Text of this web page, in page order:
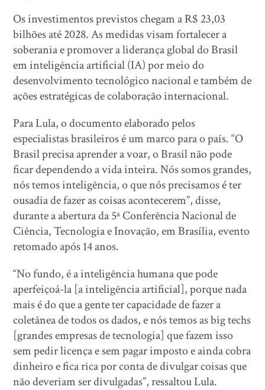
Os investimentos previstos chegam a R$ 23,03
bilhões até 2028. As medidas visam fortalecer a
soberania e promover a liderança global do Brasil
em inteligência artificial (IA) por meio do
desenvolvimento tecnológico nacional e também de
ações estratégicas de colaboração internacional.
Para Lula, o documento elaborado pelos
especialistas brasileiros é um marco para o país. “O
Brasil precisa aprender a voar, o Brasil não pode
ficar dependendo a vida inteira. Nós somos grandes,
nós temos inteligência, o que nós precisamos é ter
ousadia de fazer as coisas acontecerem”, disse,
durante a abertura da 5ª Conferência Nacional de
Ciência, Tecnologia e Inovação, em Brasília, evento
retomado após 14 anos.
“No fundo, é a inteligência humana que pode
aperfeiçoá-la [a inteligência artificial], porque nada
mais é do que a gente ter capacidade de fazer a
coletânea de todos os dados, e nós temos as big techs
[grandes empresas de tecnologia] que fazem isso
sem pedir licença e sem pagar imposto e ainda cobra
dinheiro e fica rica por conta de divulgar coisas que
não deveriam ser divulgadas”, ressaltou Lula.